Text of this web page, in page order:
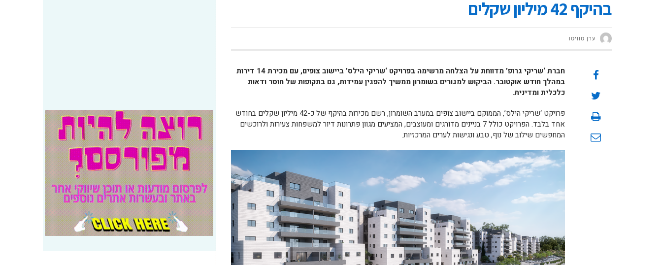
בהיקף 42 מיליון שקלים
ערן טוויטו
חברת ‘שריקי גרופ’ מדווחת על הצלחה מרשימה בפרויקט ‘שריקי הילס’ ביישוב צופים, עם מכירת 14 דירות
במהלך חודש אוקטובר. הביקוש למגורים בשומרון ממשיך להפגין עמידות, גם בתקופות של חוסר ודאות
כלכלית ומדינית.
פרויקט ‘שריקי הילס’, הממוקם ביישוב צופים במערב השומרון, רשם מכירות בהיקף של כ-42 מיליון שקלים בחודש
אחד בלבד. הפרויקט כולל 7 בניינים מדורגים ומעוצבים, המציעים מגוון פתרונות דיור למשפחות צעירות ולרוכשים
המחפשים שילוב של נוף, טבע ונגישות לערים המרכזיות.